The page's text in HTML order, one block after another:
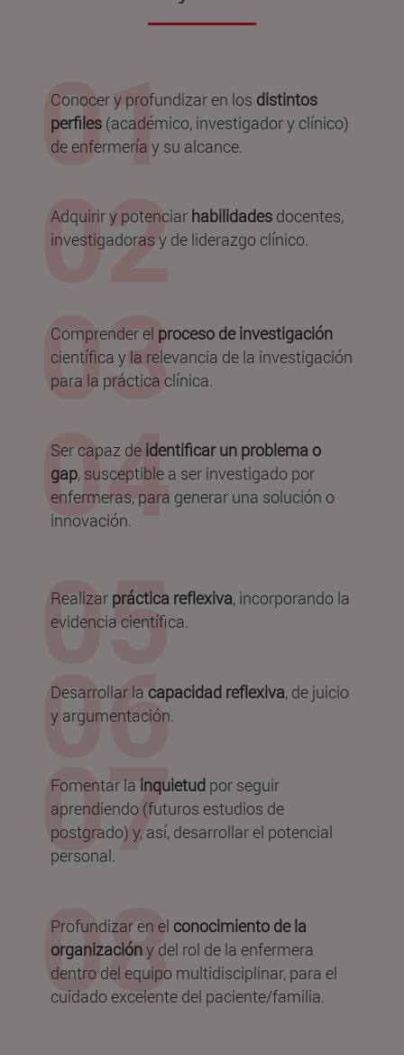
Conocer y profundizar en los distintos
perfiles(académico, investigador y clínico)
de enfermería y su alcance.
Adquirir y potenciar habilidades docentes,
investigadoras y de liderazgo clínico.
Comprender el proceso de investigación
científica y la relevancia de la investigación
para la práctica clínica.
Ser capaz de identificar un problema o
gap, susceptible a ser investigado por
enfermeras, para generar una solución o
innovación.
Realizar práctica reflexiva, incorporando la
evidencia científica.
Desarrollar la capacidad reflexiva, de juicio
y argumentación.
Fomentar la inquietud por seguir
aprendiendo (futuros estudios de
postgrado) y, así, desarrollar el potencial
personal.
Profundizar en el conocimiento de la
organizacióny del rol de la enfermera
dentro del equipo multidisciplinar, para el
cuidado excelente del paciente/familia.